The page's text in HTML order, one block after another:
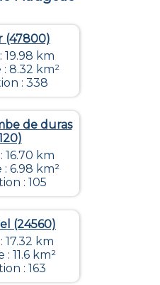
(47800)
19.98 km
8.32 km²
: 338
de duras
16.70 km
6.98 km²
: 105
(24560)
17.32 km
11.6 km²
: 163